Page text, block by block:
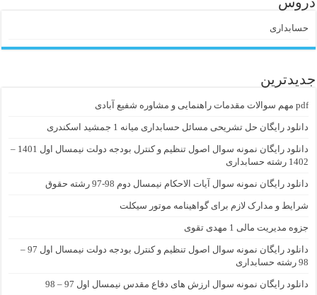
حسابداری
جدیدترین
pdf مهم سوالات مقدمات راهنمایی و مشاوره شفیع آبادی
دانلود رایگان حل تشریحی مسائل حسابداری میانه 1 جمشید اسکندری
دانلود رایگان نمونه سوال اصول تنظیم و کنترل بودجه دولت نیمسال اول 1401 –
1402 رشته حسابداری
دانلود رایگان نمونه سوال آیات الاحکام نیمسال دوم 98-97 رشته حقوق
شرایط و مدارک لازم برای گواهینامه موتور سیکلت
جزوه مدیریت مالی 1 مهدی تقوی
دانلود رایگان نمونه سوال اصول تنظیم و کنترل بودجه دولت نیمسال اول 97 –
98 رشته حسابداری
دانلود رایگان نمونه سوال ارزش های دفاع مقدس نیمسال اول 97 – 98